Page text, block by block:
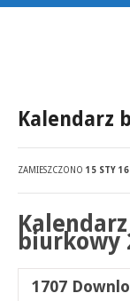
Kalendarz
ZAMIESZCZONO 15 STY 16
Kalendarz
biurkowy
1707